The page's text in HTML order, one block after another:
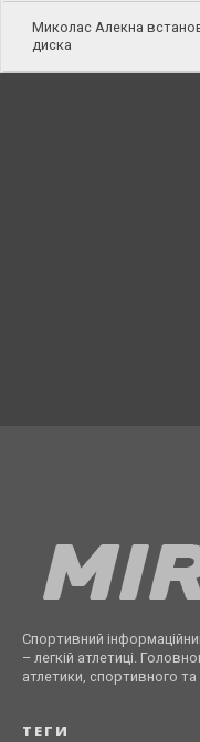
Миколас Алекна
диска
Спортивний
– легкій атлетиці.
атлетики, спортивного
ТЕГИ